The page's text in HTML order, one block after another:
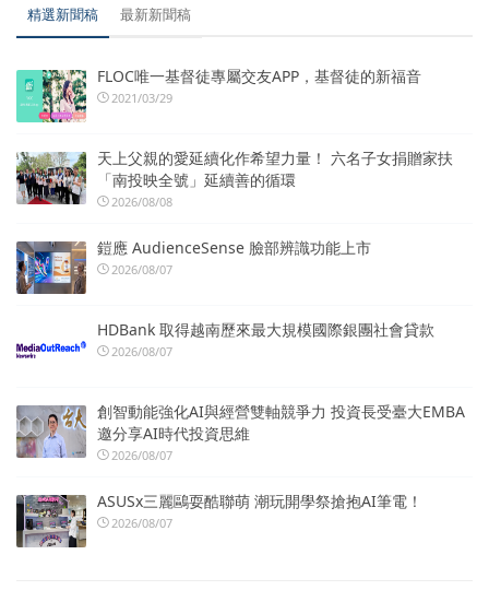
精選新聞稿 最新新聞稿
FLOC唯一基督徒專屬交友APP，基督徒的新福音
2021/03/29
天上父親的愛延續化作希望力量！ 六名子女捐贈家扶
「南投映全號」延續善的循環
2026/08/08
鎧應 AudienceSense 臉部辨識功能上市
2026/08/07
HDBank 取得越南歷來最大規模國際銀團社會貸款
2026/08/07
創智動能強化AI與經營雙軸競爭力 投資長受臺大EMBA
邀分享AI時代投資思維
2026/08/07
ASUSx三麗鷗耍酷聯萌 潮玩開學祭搶抱AI筆電！
2026/08/07